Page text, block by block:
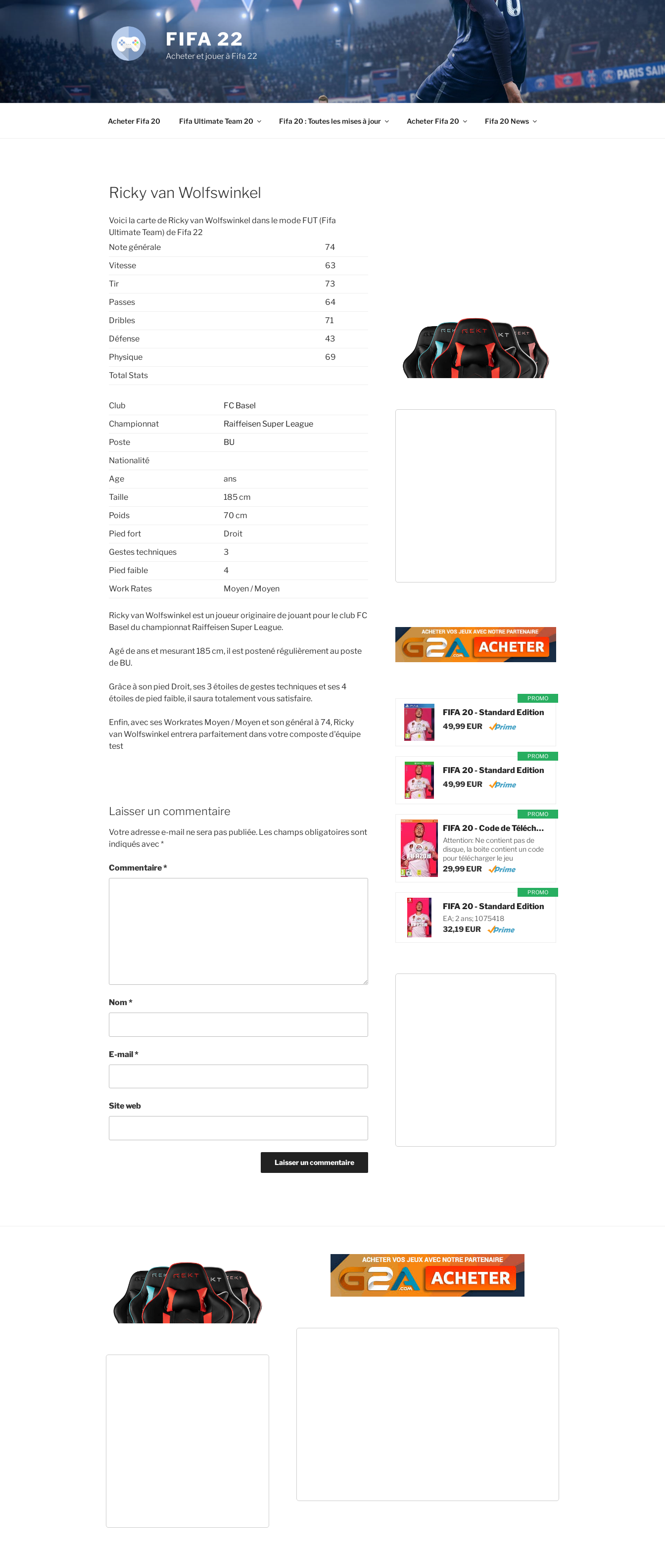
principal
FIFA 22
Acheter et jouer à Fifa 22
Acheter Fifa 20 Fifa Ultimate Team 20 Fifa 20 : Toutes les mises à jour Acheter Fifa 20 Fifa 20 News
Ricky van Wolfswinkel
Voici la carte de Ricky van Wolfswinkel dans le mode FUT (Fifa
Ultimate Team) de Fifa 22
Note générale
74
Vitesse
63
Tir
73
Passes
64
Dribles
71
Défense
43
Physique
69
Total Stats
Club
FC Basel
Championnat
Raiffeisen Super League
Poste
BU
Nationalité
Age
ans
Taille
185 cm
Poids
70 cm
Pied fort
Droit
Gestes techniques
3
Pied faible
4
Work Rates
Moyen / Moyen
Ricky van Wolfswinkel est un joueur originaire de jouant pour le club FC
Basel du championnat Raiffeisen Super League.
Agé de ans et mesurant 185 cm, il est postené régulièrement au poste
de BU.
Grâce à son pied Droit, ses 3 étoiles de gestes techniques et ses 4
étoiles de pied faible, il saura totalement vous satisfaire.
Enfin, avec ses Workrates Moyen / Moyen et son général à 74, Ricky
van Wolfswinkel entrera parfaitement dans votre composte d'équipe
test
Laisser un commentaire
Votre adresse e-mail ne sera pas publiée. Les champs obligatoires sont
indiqués avec *
Commentaire*
Nom *
E-mail*
Site web
PROMO
FIFA 20 - Standard Edition
49,99 EUR
PROMO
FIFA 20 - Standard Edition
49,99 EUR
PROMO
FIFA 20 - Code de Téléchargement pour PC
Attention: Ne contient pas de
disque, la boite contient un code
pour télécharger le jeu
29,99 EUR
PROMO
FIFA 20 - Standard Edition
EA; 2 ans; 1075418
32,19 EUR